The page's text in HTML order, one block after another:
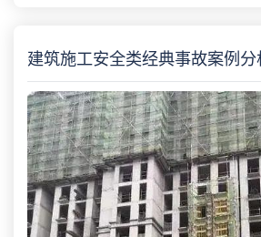
建筑施工安全类经典事故案例分